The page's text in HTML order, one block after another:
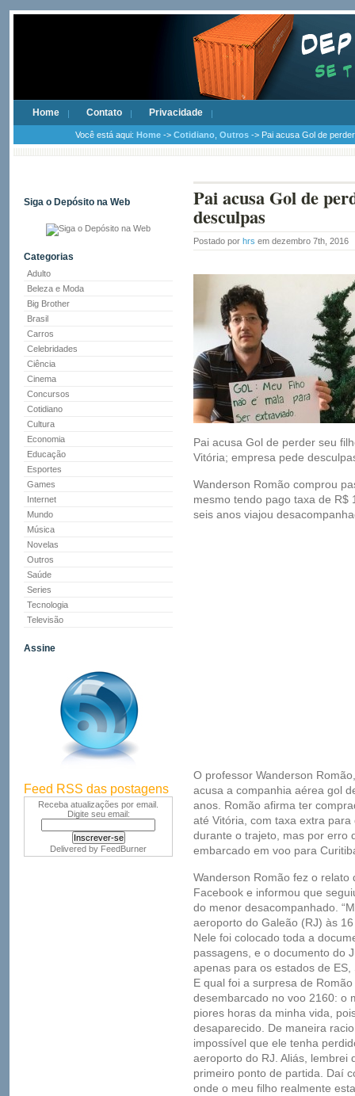
Home Contato Privacidade
Você está aqui: Home -> Cotidiano Outros -> Pai acusa Gol de
Siga o Depósito na Web
Categorias
Adulto
Beleza e Moda
Big Brother
Brasil
Carros
Celebridades
Ciência
Cinema
Concursos
Cotidiano
Cultura
Economia
Educação
Esportes
Games
Internet
Mundo
Música
Novelas
Outros
Saúde
Series
Tecnologia
Televisão
Assine
Feed RSS das postagens
Receba atualizações por email.
Digite seu email:
Delivered by FeedBurner
Pai acusa Gol de
desculpas
Postado por hrs em dezembro 7th, 2016
Pai acusa Gol de perder seu
Vitória; empresa pede
Wanderson Romão comprou
mesmo tendo pago taxa de R$
seis anos viajou
O professor Wanderson
acusa a companhia aérea gol
anos. Romão afirma ter
até Vitória, com taxa extra
durante o trajeto, mas por erro
embarcado em voo para
Wanderson Romão fez o
Facebook e informou que
do menor desacompanhado.
aeroporto do Galeão (RJ) às
Nele foi colocado toda a
passagens, e o documento do
apenas para os estados de
E qual foi a surpresa de
desembarcado no voo 2160: o
piores horas da minha vida,
desaparecido. De maneira
impossível que ele tenha
aeroporto do RJ. Aliás, lembrei
primeiro ponto de partida. Daí
onde o meu filho realmente